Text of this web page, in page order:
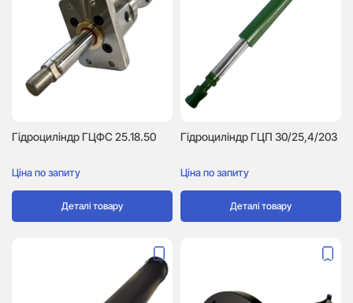
Гідроциліндр ГЦФС 25.18.50
Ціна по запиту
Деталі товару
Гідроциліндр ГЦП 30/25,4/203
Ціна по запиту
Деталі товару